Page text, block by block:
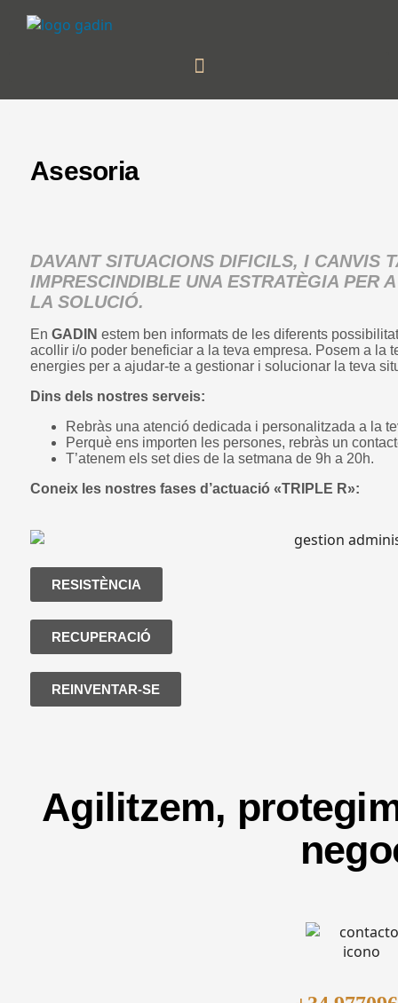
Asesoria
DAVANT SITUACIONS DIFICILS, I CANVIS
IMPRESCINDIBLE UNA ESTRATÈGIA PER
LA SOLUCIÓ.
En GADIN estem ben informats de les diferents
acollir i/o poder beneficiar a la teva empresa. Posem a la
energies per a ajudar-te a gestionar i solucionar la teva
Dins dels nostres serveis:
Rebràs una atenció dedicada i personalitzada a la
Perquè ens importen les persones, rebràs un
T’atenem els set dies de la setmana de 9h a 20h.
Coneix les nostres fases d’actuació «TRIPLE R»:
RESISTÈNCIA
RECUPERACIÓ
REINVENTAR-SE
Agilitzem,